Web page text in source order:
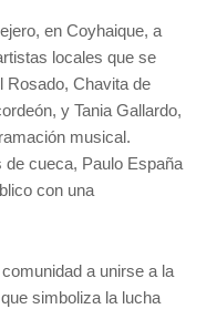
en Coyhaique, a
locales que se
Rosado, Chavita de
y Tania Gallardo,
musical.
cueca, Paulo España
con una
a unirse a la
simboliza la lucha